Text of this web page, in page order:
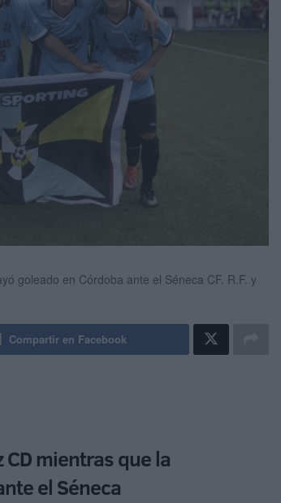
goleado en Córdoba ante el Séneca CF. R.F. y
Compartir en Facebook
mientras que la
el Séneca